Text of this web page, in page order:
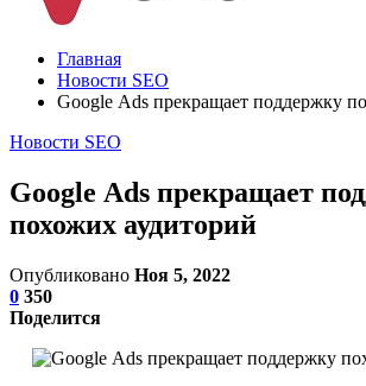
Главная
Новости SEO
Google Ads прекращает поддержку
Новости SEO
Google Ads прекращает
похожих аудиторий
Опубликовано Ноя 5, 2022
0 350
Поделится